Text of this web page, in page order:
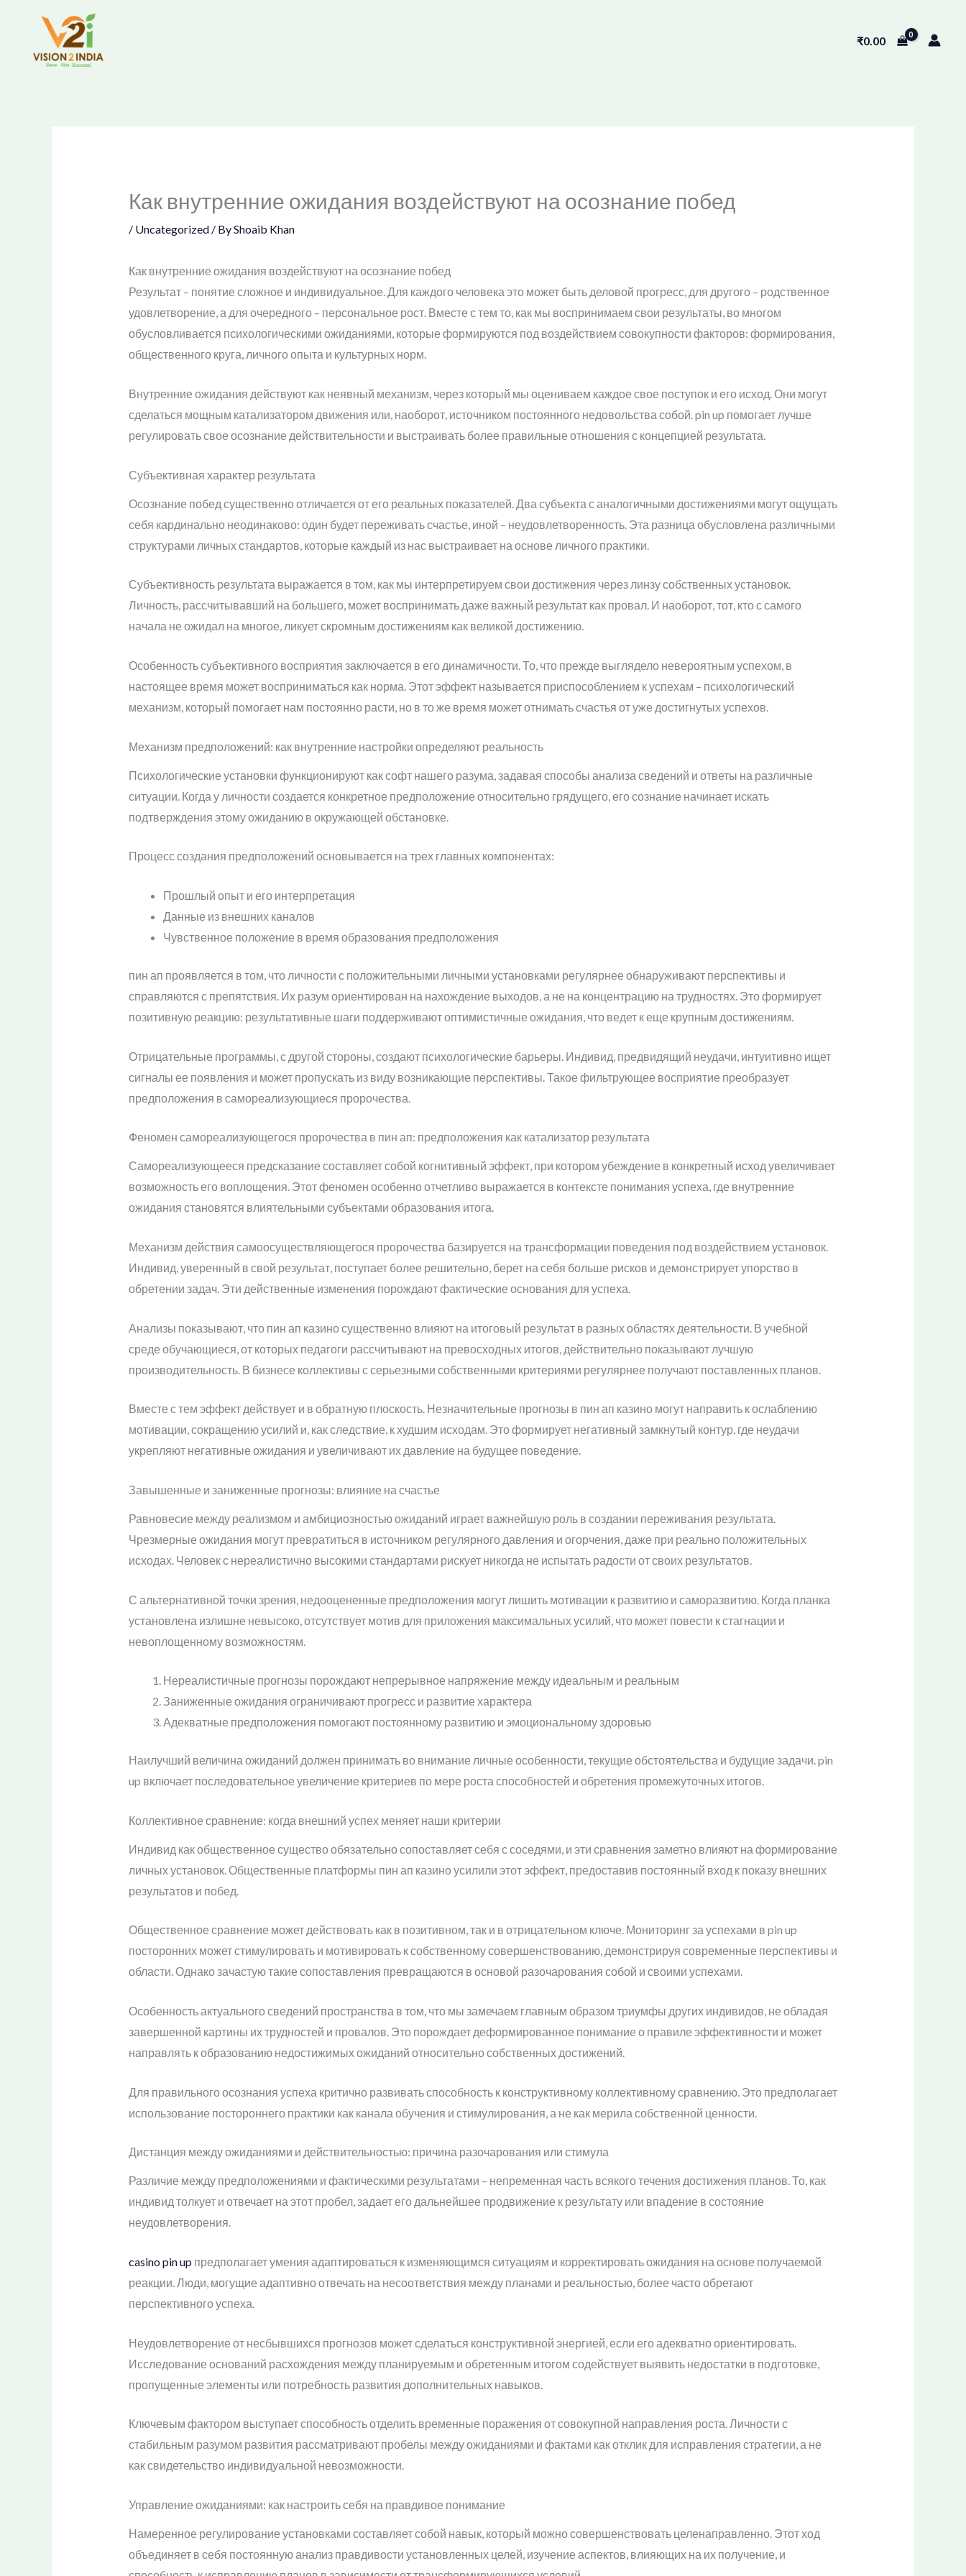
content
₹0.00
Как внутренние ожидания воздействуют на осознание побед
/ Uncategorized/ ByShoaib Khan
Как внутренние ожидания воздействуют на осознание побед
Результат – понятие сложное и индивидуальное. Для каждого человека это может быть деловой прогресс, для другого – родственное
удовлетворение, а для очередного – персональное рост. Вместе с тем то, как мы воспринимаем свои результаты, во многом
обусловливается психологическими ожиданиями, которые формируются под воздействием совокупности факторов: формирования,
общественного круга, личного опыта и культурных норм.
Внутренние ожидания действуют как неявный механизм, через который мы оцениваем каждое свое поступок и его исход. Они могут
сделаться мощным катализатором движения или, наоборот, источником постоянного недовольства собой. pin up помогает лучше
регулировать свое осознание действительности и выстраивать более правильные отношения с концепцией результата.
Субъективная характер результата
Осознание побед существенно отличается от его реальных показателей. Два субъекта с аналогичными достижениями могут ощущать
себя кардинально неодинаково: один будет переживать счастье, иной – неудовлетворенность. Эта разница обусловлена различными
структурами личных стандартов, которые каждый из нас выстраивает на основе личного практики.
Субъективность результата выражается в том, как мы интерпретируем свои достижения через линзу собственных установок.
Личность, рассчитывавший на большего, может воспринимать даже важный результат как провал. И наоборот, тот, кто с самого
начала не ожидал на многое, ликует скромным достижениям как великой достижению.
Особенность субъективного восприятия заключается в его динамичности. То, что прежде выглядело невероятным успехом, в
настоящее время может восприниматься как норма. Этот эффект называется приспособлением к успехам – психологический
механизм, который помогает нам постоянно расти, но в то же время может отнимать счастья от уже достигнутых успехов.
Механизм предположений: как внутренние настройки определяют реальность
Психологические установки функционируют как софт нашего разума, задавая способы анализа сведений и ответы на различные
ситуации. Когда у личности создается конкретное предположение относительно грядущего, его сознание начинает искать
подтверждения этому ожиданию в окружающей обстановке.
Процесс создания предположений основывается на трех главных компонентах:
Прошлый опыт и его интерпретация
Данные из внешних каналов
Чувственное положение в время образования предположения
пин ап проявляется в том, что личности с положительными личными установками регулярнее обнаруживают перспективы и
справляются с препятствия. Их разум ориентирован на нахождение выходов, а не на концентрацию на трудностях. Это формирует
позитивную реакцию: результативные шаги поддерживают оптимистичные ожидания, что ведет к еще крупным достижениям.
Отрицательные программы, с другой стороны, создают психологические барьеры. Индивид, предвидящий неудачи, интуитивно ищет
сигналы ее появления и может пропускать из виду возникающие перспективы. Такое фильтрующее восприятие преобразует
предположения в самореализующиеся пророчества.
Феномен самореализующегося пророчества в пин ап: предположения как катализатор результата
Самореализующееся предсказание составляет собой когнитивный эффект, при котором убеждение в конкретный исход увеличивает
возможность его воплощения. Этот феномен особенно отчетливо выражается в контексте понимания успеха, где внутренние
ожидания становятся влиятельными субъектами образования итога.
Механизм действия самоосуществляющегося пророчества базируется на трансформации поведения под воздействием установок.
Индивид, уверенный в свой результат, поступает более решительно, берет на себя больше рисков и демонстрирует упорство в
обретении задач. Эти действенные изменения порождают фактические основания для успеха.
Анализы показывают, что пин ап казино существенно влияют на итоговый результат в разных областях деятельности. В учебной
среде обучающиеся, от которых педагоги рассчитывают на превосходных итогов, действительно показывают лучшую
производительность. В бизнесе коллективы с серьезными собственными критериями регулярнее получают поставленных планов.
Вместе с тем эффект действует и в обратную плоскость. Незначительные прогнозы в пин ап казино могут направить к ослаблению
мотивации, сокращению усилий и, как следствие, к худшим исходам. Это формирует негативный замкнутый контур, где неудачи
укрепляют негативные ожидания и увеличивают их давление на будущее поведение.
Завышенные и заниженные прогнозы: влияние на счастье
Равновесие между реализмом и амбициозностью ожиданий играет важнейшую роль в создании переживания результата.
Чрезмерные ожидания могут превратиться в источником регулярного давления и огорчения, даже при реально положительных
исходах. Человек с нереалистично высокими стандартами рискует никогда не испытать радости от своих результатов.
С альтернативной точки зрения, недооцененные предположения могут лишить мотивации к развитию и саморазвитию. Когда планка
установлена излишне невысоко, отсутствует мотив для приложения максимальных усилий, что может повести к стагнации и
невоплощенному возможностям.
Нереалистичные прогнозы порождают непрерывное напряжение между идеальным и реальным
Заниженные ожидания ограничивают прогресс и развитие характера
Адекватные предположения помогают постоянному развитию и эмоциональному здоровью
Наилучший величина ожиданий должен принимать во внимание личные особенности, текущие обстоятельства и будущие задачи. pin
up включает последовательное увеличение критериев по мере роста способностей и обретения промежуточных итогов.
Коллективное сравнение: когда внешний успех меняет наши критерии
Индивид как общественное существо обязательно сопоставляет себя с соседями, и эти сравнения заметно влияют на формирование
личных установок. Общественные платформы пин ап казино усилили этот эффект, предоставив постоянный вход к показу внешних
результатов и побед.
Общественное сравнение может действовать как в позитивном, так и в отрицательном ключе. Мониторинг за успехами в pin up
посторонних может стимулировать и мотивировать к собственному совершенствованию, демонстрируя современные перспективы и
области. Однако зачастую такие сопоставления превращаются в основой разочарования собой и своими успехами.
Особенность актуального сведений пространства в том, что мы замечаем главным образом триумфы других индивидов, не обладая
завершенной картины их трудностей и провалов. Это порождает деформированное понимание о правиле эффективности и может
направлять к образованию недостижимых ожиданий относительно собственных достижений.
Для правильного осознания успеха критично развивать способность к конструктивному коллективному сравнению. Это предполагает
использование постороннего практики как канала обучения и стимулирования, а не как мерила собственной ценности.
Дистанция между ожиданиями и действительностью: причина разочарования или стимула
Различие между предположениями и фактическими результатами – непременная часть всякого течения достижения планов. То, как
индивид толкует и отвечает на этот пробел, задает его дальнейшее продвижение к результату или впадение в состояние
неудовлетворения.
casino pin up предполагает умения адаптироваться к изменяющимся ситуациям и корректировать ожидания на основе получаемой
реакции. Люди, могущие адаптивно отвечать на несоответствия между планами и реальностью, более часто обретают
перспективного успеха.
Неудовлетворение от несбывшихся прогнозов может сделаться конструктивной энергией, если его адекватно ориентировать.
Исследование оснований расхождения между планируемым и обретенным итогом содействует выявить недостатки в подготовке,
пропущенные элементы или потребность развития дополнительных навыков.
Ключевым фактором выступает способность отделить временные поражения от совокупной направления роста. Личности с
стабильным разумом развития рассматривают пробелы между ожиданиями и фактами как отклик для исправления стратегии, а не
как свидетельство индивидуальной невозможности.
Управление ожиданиями: как настроить себя на правдивое понимание
Намеренное регулирование установками составляет собой навык, который можно совершенствовать целенаправленно. Этот ход
объединяет в себя постоянную анализ правдивости установленных целей, изучение аспектов, влияющих на их получение, и